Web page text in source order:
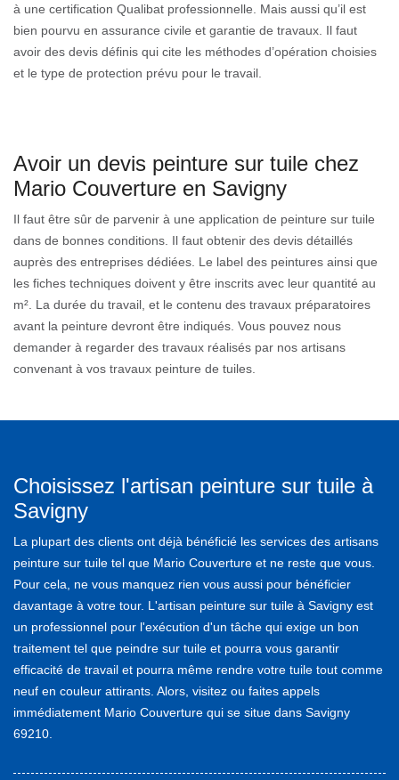
à une certification Qualibat professionnelle. Mais aussi qu’il est
bien pourvu en assurance civile et garantie de travaux. Il faut
avoir des devis définis qui cite les méthodes d’opération choisies
et le type de protection prévu pour le travail.
Avoir un devis peinture sur tuile chez
Mario Couverture en Savigny
Il faut être sûr de parvenir à une application de peinture sur tuile
dans de bonnes conditions. Il faut obtenir des devis détaillés
auprès des entreprises dédiées. Le label des peintures ainsi que
les fiches techniques doivent y être inscrits avec leur quantité au
m². La durée du travail, et le contenu des travaux préparatoires
avant la peinture devront être indiqués. Vous pouvez nous
demander à regarder des travaux réalisés par nos artisans
convenant à vos travaux peinture de tuiles.
Choisissez l'artisan peinture sur tuile à
Savigny
La plupart des clients ont déjà bénéficié les services des artisans
peinture sur tuile tel que Mario Couverture et ne reste que vous.
Pour cela, ne vous manquez rien vous aussi pour bénéficier
davantage à votre tour. L'artisan peinture sur tuile à Savigny est
un professionnel pour l'exécution d'un tâche qui exige un bon
traitement tel que peindre sur tuile et pourra vous garantir
efficacité de travail et pourra même rendre votre tuile tout comme
neuf en couleur attirants. Alors, visitez ou faites appels
immédiatement Mario Couverture qui se situe dans Savigny
69210.